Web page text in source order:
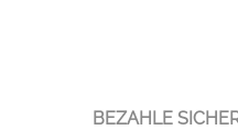
BEZAHLE